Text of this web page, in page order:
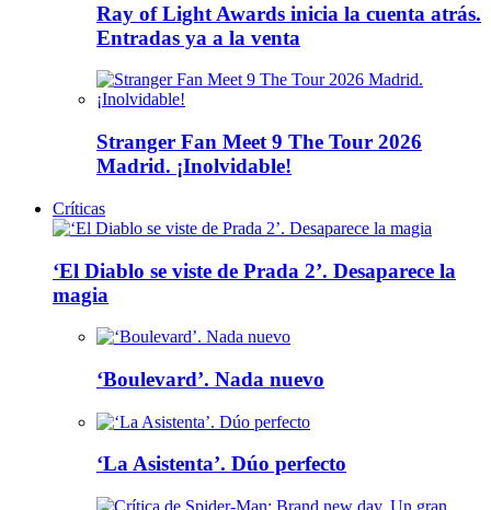
Ray of Light Awards inicia la cuenta atrás.
Entradas ya a la venta
Stranger Fan Meet 9 The Tour 2026
Madrid. ¡Inolvidable!
Críticas
‘El Diablo se viste de Prada 2’. Desaparece la
magia
‘Boulevard’. Nada nuevo
‘La Asistenta’. Dúo perfecto